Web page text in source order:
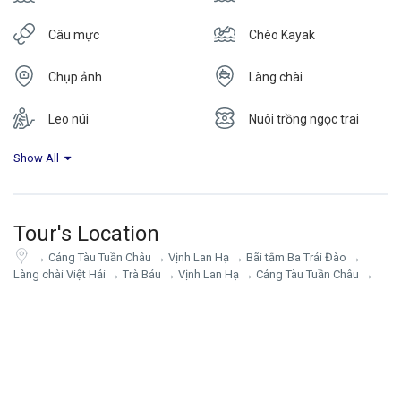
Câu mực Chèo Kayak
Chụp ảnh Làng chài
Leo núi Nuôi trồng ngọc trai
Show All
Tour's Location
→ Cảng Tàu Tuần Châu → Vịnh Lan Hạ → Bãi tắm Ba Trái Đào →
Làng chài Việt Hải → Trà Báu → Vịnh Lan Hạ → Cảng Tàu Tuần Châu →